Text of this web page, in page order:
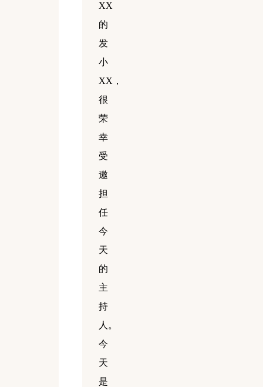
XX
的
发
小
XX，
很
荣
幸
受
邀
担
任
今
天
的
主
持
人。
今
天
是